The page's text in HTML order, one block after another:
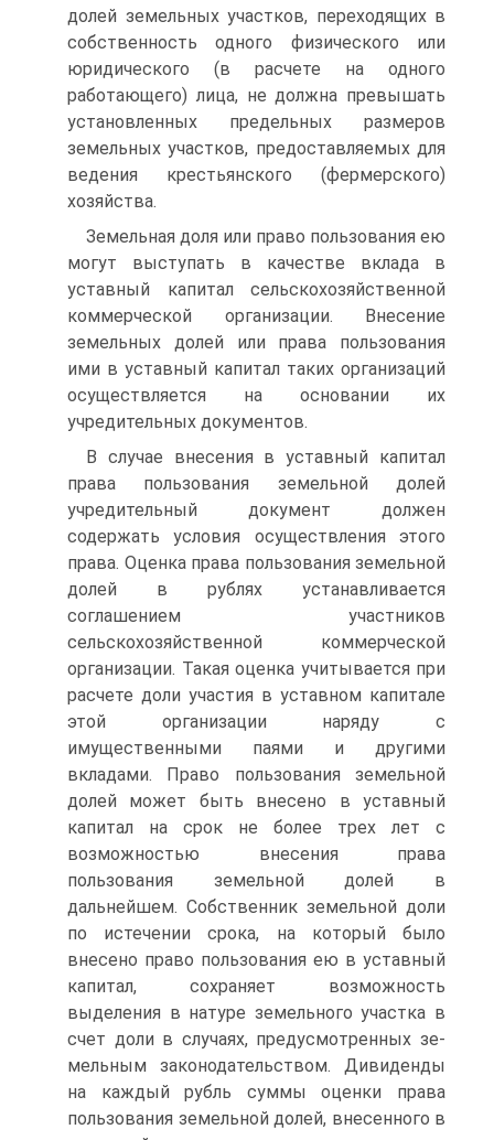
долей земельных участков, переходящих в
собственность одного физического или
юридического (в расчете на одного
работающего) лица, не должна превышать
установленных предельных размеров
земельных участков, предоставляемых для
ведения крестьянского (фермерского)
хозяйства.
Земельная доля или право пользования ею
могут выступать в качестве вклада в
уставный капитал сельскохозяйственной
коммерческой организации. Внесение
земельных долей или права пользования
ими в уставный капитал таких организаций
осуществляется на основании их
учредительных документов.
В случае внесения в уставный капитал
права пользования земельной долей
учредительный документ должен
содержать условия осуществления этого
права. Оценка права пользования земельной
долей в рублях устанавливается
соглашением участников
сельскохозяйственной коммерческой
организации. Такая оценка учитывается при
расчете доли участия в уставном капитале
этой организации наряду с
имущественными паями и другими
вкладами. Право пользования земельной
долей может быть вне­сено в уставный
капитал на срок не более трех лет с
возможностью вне­сения права
пользования земельной долей в
дальнейшем. Собственник земельной доли
по истечении срока, на который было
внесено право пользования ею в уставный
капитал, сохраняет возможность
выделения в натуре земельного участка в
счет доли в случаях, предусмотренных зе­
мельным законодательством. Дивиденды
на каждый рубль суммы оценки права
пользования земельной долей, внесенного в